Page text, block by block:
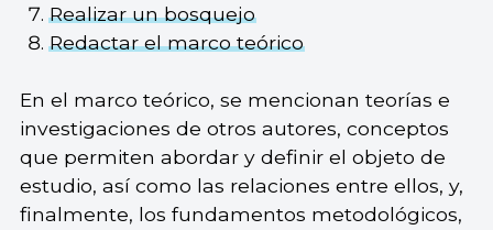
Realizar un bosquejo
Redactar el marco teórico
En el marco teórico, se mencionan teorías e
investigaciones de otros autores, conceptos
que permiten abordar y definir el objeto de
estudio, así como las relaciones entre ellos, y,
finalmente, los fundamentos metodológicos,